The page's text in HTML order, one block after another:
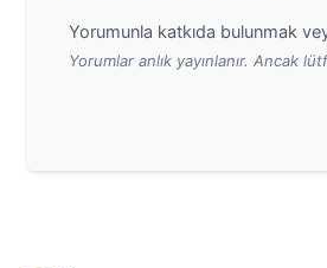
Yorumunla katkıda bulunmak
Yorumlar anlık yayınlanır. Ancak